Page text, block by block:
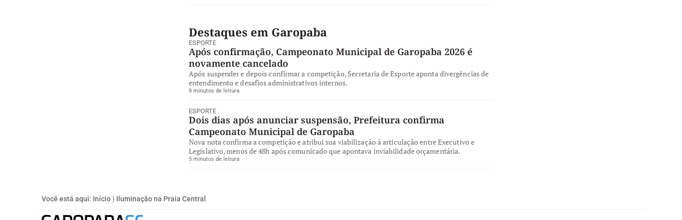
Destaques em Garopaba
ESPORTE
Após confirmação, Campeonato Municipal de Garopaba 2026 é
novamente cancelado
Após suspender e depois confirmar a competição, Secretaria de Esporte aponta divergências de
entendimento e desafios administrativos internos.
8 minutos de leitura
ESPORTE
Dois dias após anunciar suspensão, Prefeitura confirma
Campeonato Municipal de Garopaba
Nova nota confirma a competição e atribui sua viabilização à articulação entre Executivo e
Legislativo, menos de 48h após comunicado que apontava inviabilidade orçamentária.
5 minutos de leitura
Você está aqui: Início ⟩ Iluminação na Praia Central